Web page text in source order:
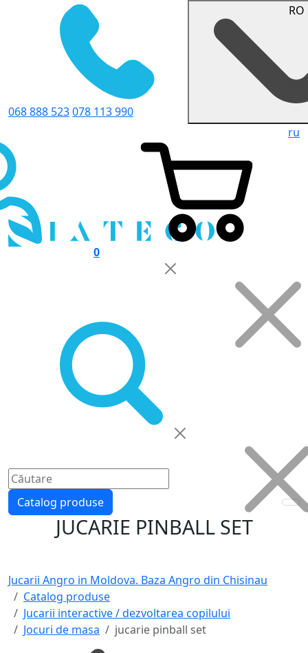
068 888 523078 113 990
ru
0
Catalog produse
JUCARIE PINBALL SET
Jucarii Angro in Moldova. Baza Angro din Chisinau
Catalog produse
Jucarii interactive / dezvoltarea copilului
Jocuri de masa
jucarie pinball set